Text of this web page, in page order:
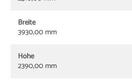
Breite
3930,00 mm
Höhe
2390,00 mm